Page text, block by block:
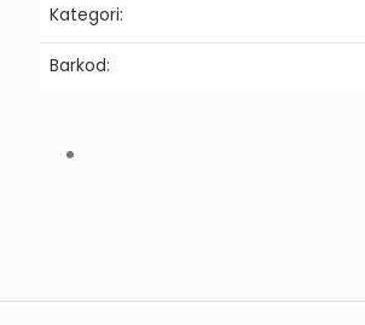
Kategori:
Barkod: